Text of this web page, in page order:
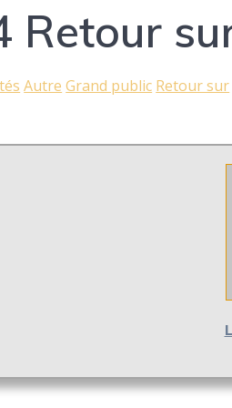
Retour
Autre Grand public Retour sur